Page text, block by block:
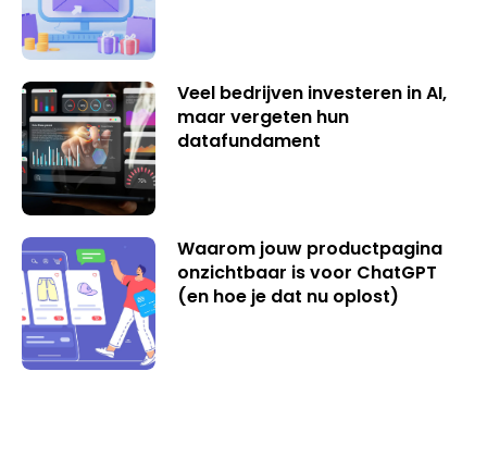
Veel bedrijven investeren in AI,
maar vergeten hun
datafundament
Waarom jouw productpagina
onzichtbaar is voor ChatGPT
(en hoe je dat nu oplost)